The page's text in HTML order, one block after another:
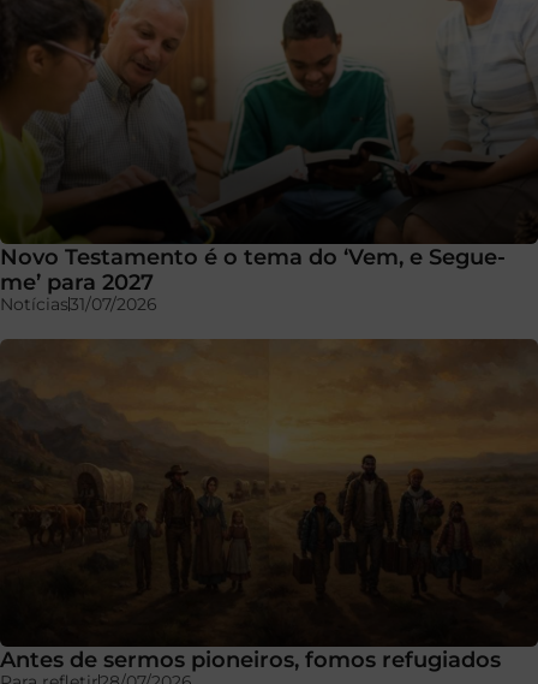
Novo Testamento é o tema do ‘Vem, e Segue-
me’ para 2027
Notícias31/07/2026
Antes de sermos pioneiros, fomos refugiados